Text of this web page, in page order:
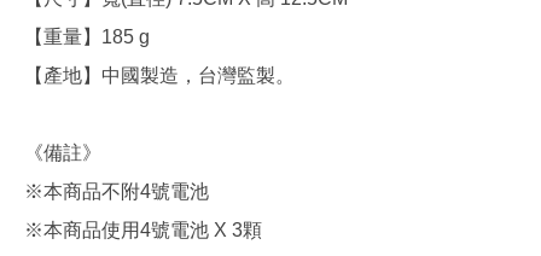
【重量】185 g
【產地】中國製造，台灣監製。
《備註》
※本商品不附4號電池
※本商品使用4號電池 X 3顆